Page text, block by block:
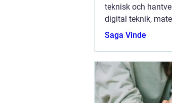
teknisk och
digital teknik,
erfarenhet möts.
Saga Vinde